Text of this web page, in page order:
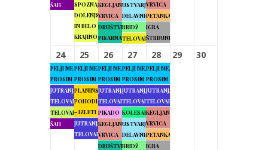
ŠAH
SPOZNAJMO
DOLENJSKO
IN BELO
KRAJINO
KEGLJANJE
VRVICA
DRUŠTVENA
PISARNA
USTVARJALNE
DELAVNICE
BRIDŽ
TELOVADBA
VRVICA
PETANKA
IGRA
ŠTRBUNK
24
PELJI ME,
PROSIM
JUTRANJA
TELOVADBA
TELOVADBA
ŠAH
25
PELJI ME,
PROSIM
PLANINSKI
POHODI
– IZLETI
JUTRANJA
TELOVADBA
26
PELJI ME,
PROSIM
JUTRANJA
TELOVADBA
PIKADO
KEGLJANJE
VRVICA
DRUŠTVENA
27
PELJI ME,
PROSIM
JUTRANJA
TELOVADBA
KOLESARJENJE
USTVARJALNE
DELAVNICE
BRIDŽ
28
PELJI ME,
PROSIM
JUTRANJA
TELOVADBA
KEGLJANJE
VRVICA
PETANKA
IGRA
29 30